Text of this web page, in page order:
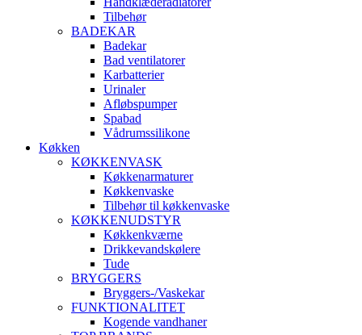
Tilbehør
BADEKAR
Badekar
Bad ventilatorer
Karbatterier
Urinaler
Afløbspumper
Spabad
Vådrumssilikone
Køkken
KØKKENVASK
Køkkenarmaturer
Køkkenvaske
Tilbehør til køkkenvaske
KØKKENUDSTYR
Køkkenkværne
Drikkevandskølere
Tude
BRYGGERS
Bryggers-/Vaskekar
FUNKTIONALITET
Kogende vandhaner